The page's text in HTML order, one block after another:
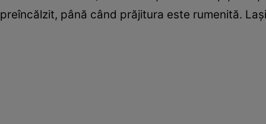
preîncălzit, până când prăjitura este rumenită.